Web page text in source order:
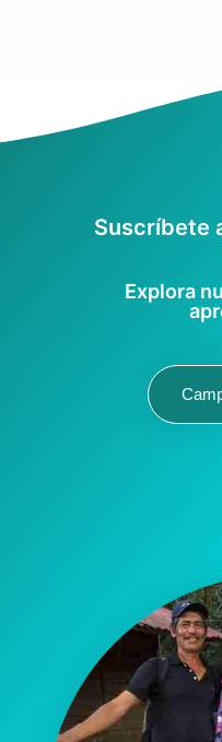
Suscríbete
Explora